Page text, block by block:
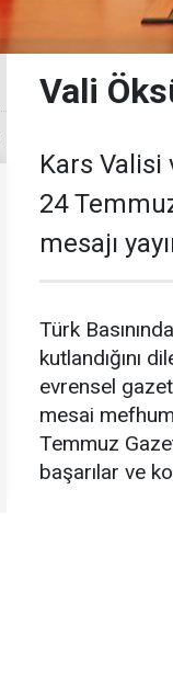
Vali
Kars Valisi
24
mesajı
Türk
kutlandığını
evrensel
mesai
Temmuz
başarılar ve